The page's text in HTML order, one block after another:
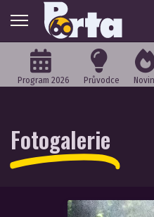
Program 2026 Průvodce
Fotogalerie